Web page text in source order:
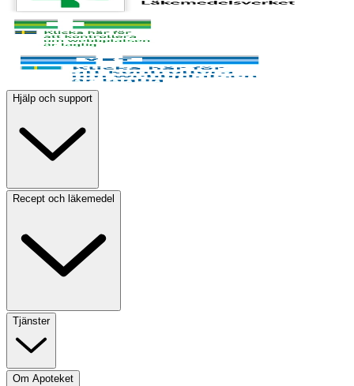
Hjälp och support
Recept och läkemedel
Tjänster
Om Apoteket